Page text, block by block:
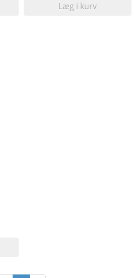
Læg i kurv